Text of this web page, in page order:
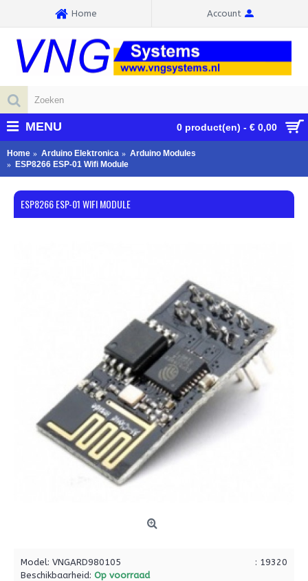
Home Account
0 product(en) - € 0,00
MENU
Home Arduino Elektronica
Arduino Modules
ESP8266 ESP-01 Wifi Module
ESP8266 ESP-01 WIFI MODULE
: 19320
Model: VNGARD980105
Beschikbaarheid: Op voorraad